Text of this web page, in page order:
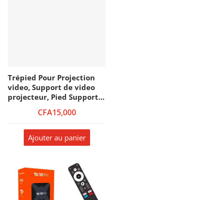
Trépied Pour Projection
video, Support de video
projecteur, Pied Support
CFA15,000
Ajouter au panier